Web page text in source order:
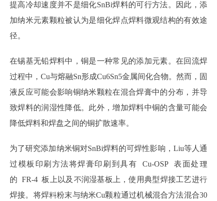
提高冷却速度并不是细化SnBi焊料的可行方法。因此，添
加纳米元素颗粒被认为是细化焊点焊料微观结构的有效途
径。
在锡基无铅焊料中，铜是一种常见的添加元素。在回流焊
过程中，Cu与熔融Sn形成Cu6Sn5金属间化合物。然而，固
液反应可能会影响铜纳米颗粒在混合焊膏中的分布，并导
致焊料的润湿性降低。此外，增加焊料中铜的含量可能会
降低焊料和焊盘之间的铜扩散速率。
为了研究添加纳米铜对SnBi焊料的可焊性影响，Liu等人通
过模板印刷方法将焊膏印刷 到具有 Cu‑OSP 表面处理
的 FR‑4 板上以及不润湿基板上，使用典型焊接工艺进行
焊接。将焊料粉末与纳米Cu颗粒通过机械混合方法混合30